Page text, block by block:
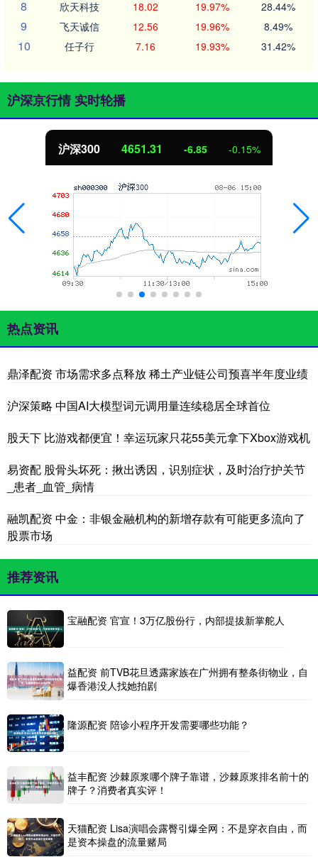
8 欣天科技 18.02 19.97% 28.44%
9 飞天诚信 12.56 19.96% 8.49%
10 任子行 7.16 19.93% 31.42%
沪深京行情 实时轮播
沪深300 4651.31 -6.85 -0.15%
热点资讯
鼎泽配资 市场需求多点释放 稀土产业链公司预喜半年度业绩
沪深策略 中国AI大模型词元调用量连续稳居全球首位
股天下 比游戏都便宜！幸运玩家只花55美元拿下Xbox游戏机
易资配 股骨头坏死：揪出诱因，识别症状，及时治疗护关节
_患者_血管_病情
融凯配资 中金：非银金融机构的新增存款有可能更多流向了
股票市场
推荐资讯
宝融配资 官宣！3万亿股份行，内部提拔新掌舵人
益配资 前TVB花旦透露家族在广州拥有整条街物业，自
爆香港没人找她拍剧
隆源配资 陪诊小程序开发需要哪些功能？
益丰配资 沙棘原浆哪个牌子靠谱，沙棘原浆排名前十的
牌子？消费者真实评！
天猫配资 Lisa演唱会露臀引爆全网：不是穿衣自由，而
是资本操盘的流量赌局